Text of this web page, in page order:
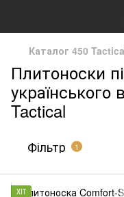
Каталог 450
Плитоноски
українського
Tactical
Фільтр 1
ХІТ